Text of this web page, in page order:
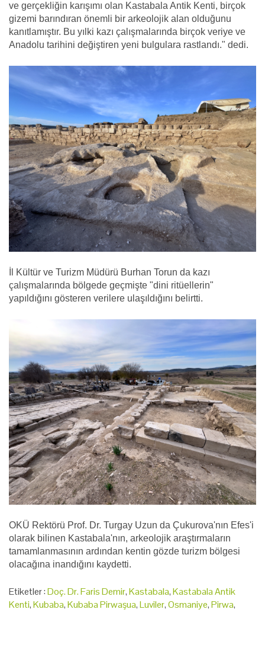
ve gerçekliğin karışımı olan Kastabala Antik Kenti, birçok
gizemi barındıran önemli bir arkeolojik alan olduğunu
kanıtlamıştır. Bu yılki kazı çalışmalarında birçok veriye ve
Anadolu tarihini değiştiren yeni bulgulara rastlandı." dedi.
İl Kültür ve Turizm Müdürü Burhan Torun da kazı
çalışmalarında bölgede geçmişte "dini ritüellerin"
yapıldığını gösteren verilere ulaşıldığını belirtti.
OKÜ Rektörü Prof. Dr. Turgay Uzun da Çukurova'nın Efes'i
olarak bilinen Kastabala'nın, arkeolojik araştırmaların
tamamlanmasının ardından kentin gözde turizm bölgesi
olacağına inandığını kaydetti.
Etiketler :Doç. Dr. Faris Demir,Kastabala,Kastabala Antik
Kenti,Kubaba,Kubaba Pirwaşua,Luviler,Osmaniye,Pirwa,